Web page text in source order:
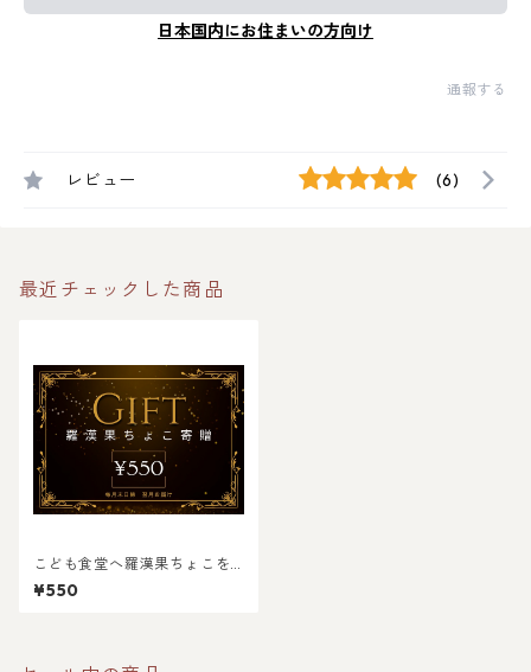
日本国内にお住まいの方向け
通報する
レビュー (6)
最近チェックした商品
こども食堂へ羅漢果ちょこを
寄贈する【チョコレート大
使】
¥550